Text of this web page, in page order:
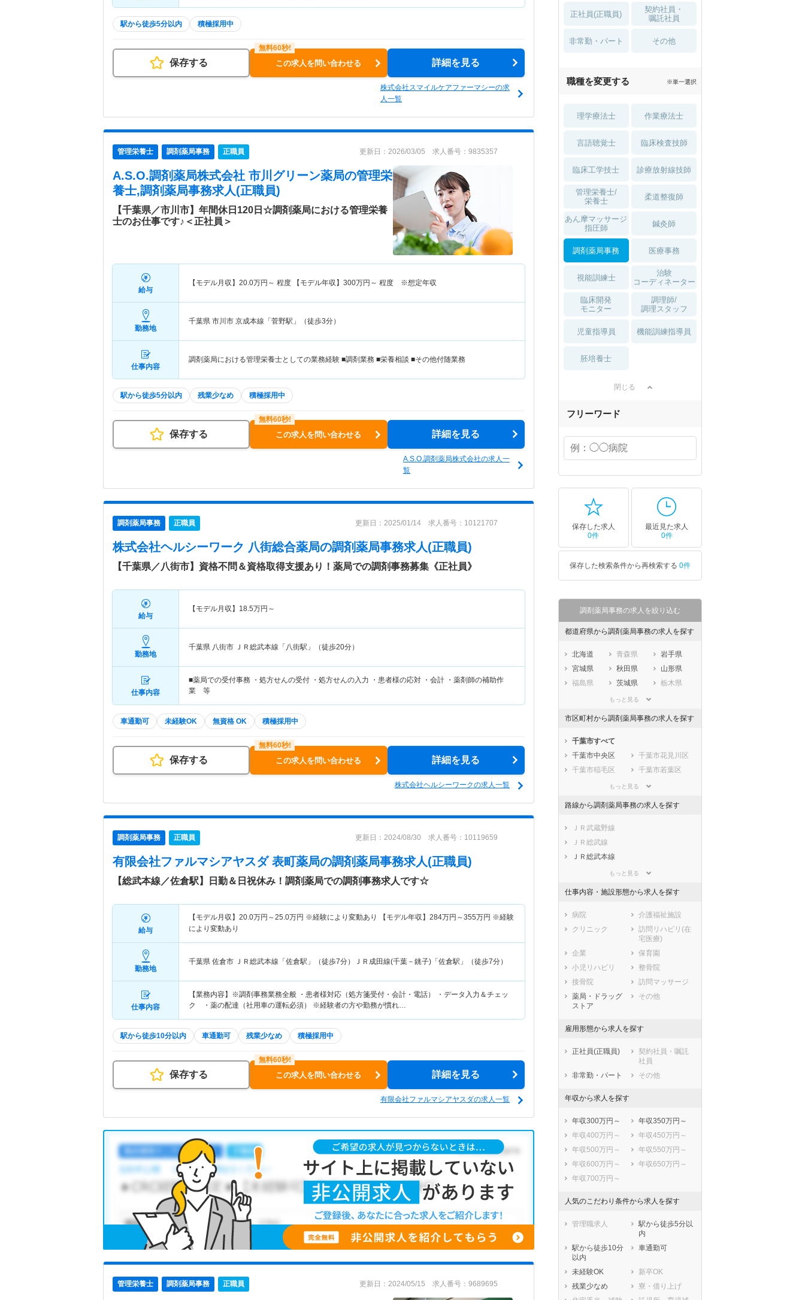
駅から徒歩5分以内 積極採用中
保存する この求人を問い合わせる 詳細を見る
株式会社スマイルケアファーマシーの求
人一覧
管理栄養士 調剤薬局事務 正職員 更新日：2026/03/05 求人番号：9835357
A.S.O.調剤薬局株式会社 市川グリーン薬局の管理栄
養士,調剤薬局事務求人(正職員)
【千葉県／市川市】年間休日120日☆調剤薬局における管理栄養
士のお仕事です♪＜正社員＞
給与
【モデル月収】 20.0万円～ 程度 【モデル年収】 300万円～ 程度 ※想定年収
勤務地
千葉県 市川市 京成本線「菅野駅」（徒歩3分）
仕事内容
調剤薬局における管理栄養士としての業務経験 ■調剤業務 ■栄養相談 ■その他付随業務
駅から徒歩5分以内 残業少なめ 積極採用中
保存する この求人を問い合わせる 詳細を見る
A.S.O.調剤薬局株式会社の求人一
覧
調剤薬局事務 正職員 更新日：2025/01/14 求人番号：10121707
株式会社ヘルシーワーク 八街総合薬局の調剤薬局事務求人(正職員)
【千葉県／八街市】資格不問＆資格取得支援あり！薬局での調剤事務募集《正社員》
給与
【モデル月収】 18.5万円～
勤務地
千葉県 八街市 ＪＲ総武本線「八街駅」（徒歩20分）
仕事内容
■薬局での受付事務 ・処方せんの受付 ・処方せんの入力 ・患者様の応対 ・会計 ・薬剤師の補助作
業 等
車通勤可 未経験OK 無資格 OK 積極採用中
保存する この求人を問い合わせる 詳細を見る
株式会社ヘルシーワークの求人一覧
調剤薬局事務 正職員 更新日：2024/08/30 求人番号：10119659
有限会社ファルマシアヤスダ 表町薬局の調剤薬局事務求人(正職員)
【総武本線／佐倉駅】日勤＆日祝休み！調剤薬局での調剤事務求人です☆
給与
【モデル月収】 20.0万円～25.0万円 ※経験により変動あり 【モデル年収】 284万円～355万円 ※経験
により変動あり
勤務地
千葉県 佐倉市 ＪＲ総武本線「佐倉駅」（徒歩7分）ＪＲ成田線(千葉－銚子)「佐倉駅」（徒歩7分）
仕事内容
【業務内容】※調剤事務業務全般 ・患者様対応（処方箋受付・会計・電話） ・データ入力＆チェッ
ク ・薬の配達（社用車の運転必須） ※経験者の方や勤務が慣れ…
駅から徒歩10分以内 車通勤可 残業少なめ 積極採用中
保存する この求人を問い合わせる 詳細を見る
有限会社ファルマシアヤスダの求人一覧
管理栄養士 調剤薬局事務 正職員 更新日：2024/05/15 求人番号：9689695
土日祝休 無資格 OK
積極採用中 WEB面接OK
正社員(正職員)
契約社員・
嘱託社員
非常勤・パート その他
職種を変更する ※単一選択
理学療法士 作業療法士
言語聴覚士 臨床検査技師
臨床工学技士 診療放射線技師
管理栄養士/
栄養士
柔道整復師
あん摩マッサージ
指圧師
鍼灸師
調剤薬局事務 医療事務
視能訓練士
治験
コーディネーター
臨床開発
モニター
調理師/
調理スタッフ
児童指導員 機能訓練指導員
胚培養士
閉じる
フリーワード
保存した求人
0件
最近見た求人
0件
保存した検索条件から再検索する 0件
調剤薬局事務の求人を絞り込む
都道府県から調剤薬局事務の求人を探す
北海道 青森県
岩手県
宮城県
秋田県
山形県
福島県
茨城県
栃木県
埼玉県
石川県
静岡県
愛知県
三重県
滋賀県
京都府
大阪府
奈良県
香川県
福岡県
熊本県
沖縄県
もっと見る
市区町村から調剤薬局事務の求人を探す
千葉市すべて
千葉市中央区
千葉市花見川区
千葉市稲毛区
千葉市若葉区
千葉市美浜区
船橋市
木更津市
野田市
佐倉市
勝浦市
市原市
流山市
八千代市
鴨川市
鎌ケ谷市
君津市
富津市
浦安市
四街道市
袖ケ浦市
八街市
印西市
南房総市
匝瑳市
いすみ市
大網白里市
印旛郡酒々井町
印旛郡栄町
香取郡東庄町
山武郡芝山町
山武郡横芝光町
長生郡一宮町
長生郡睦沢町
長生郡長生村
長生郡白子町
長生郡長柄町
長生郡長南町
夷隅郡大多喜町
安房郡鋸南町
もっと見る
路線から調剤薬局事務の求人を探す
ＪＲ武蔵野線
ＪＲ総武線
ＪＲ総武本線
ＪＲ常磐線(上野－仙台)
ＪＲ京葉線(東京－蘇我)
ＪＲ成田線(千葉－銚子)
ＪＲ久留里線
ＪＲ東金線
東武野田線
京成本線
京成千原線
つくばエクスプレス
北総鉄道北総線
いすみ鉄道
山万ユーカリが丘線
芝山鉄道
小湊鐵道
千葉都市モノレール１号線
流鉄流山線
京成松戸線
もっと見る
仕事内容・施設形態から求人を探す
病院
介護福祉施設
クリニック
訪問リハビリ(在
宅医療)
企業
保育園
小児リハビリ
整骨院
接骨院
訪問マッサージ
薬局・ドラッグ
ストア
その他
雇用形態から求人を探す
正社員(正職員)
契約社員・嘱託
社員
非常勤・パート
その他
年収から求人を探す
年収300万円～
年収350万円～
年収400万円～
年収450万円～
年収500万円～
年収550万円～
年収600万円～
年収650万円～
年収700万円～
人気のこだわり条件から求人を探す
管理職求人
駅から徒歩5分以
内
駅から徒歩10分
以内
車通勤可
未経験OK
新卒OK
残業少なめ
寮・借り上げ